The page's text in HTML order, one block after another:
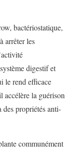
bactériostatique,
arrêter les
digestif et
le rend efficace
accélère la guérison
des propriétés anti-
communément